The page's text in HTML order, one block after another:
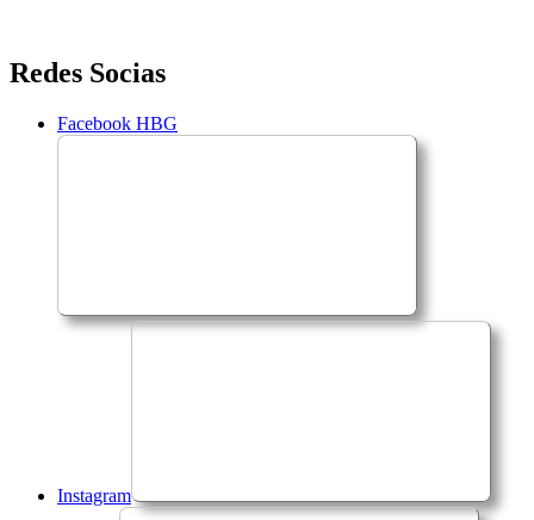
Saltar
para
conteúdo
Redes Socias
Facebook HBG
Instagram